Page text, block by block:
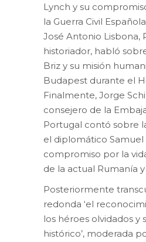
Lynch y su
la Guerra Civil
José Antonio Lisbona,
historiador, habló
Briz y su misión
Budapest durante el
Finalmente, Jorge
consejero de la
Portugal contó sobre
el diplomático
compromiso por la
de la actual Rumanía
Posteriormente
redonda ‘el
los héroes olvidados y
histórico’, moderada